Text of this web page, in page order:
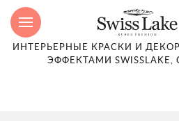
ИНТЕРЬЕРНЫЕ КРАСКИ И
ЭФФЕКТАМИ SWISSLAKE,